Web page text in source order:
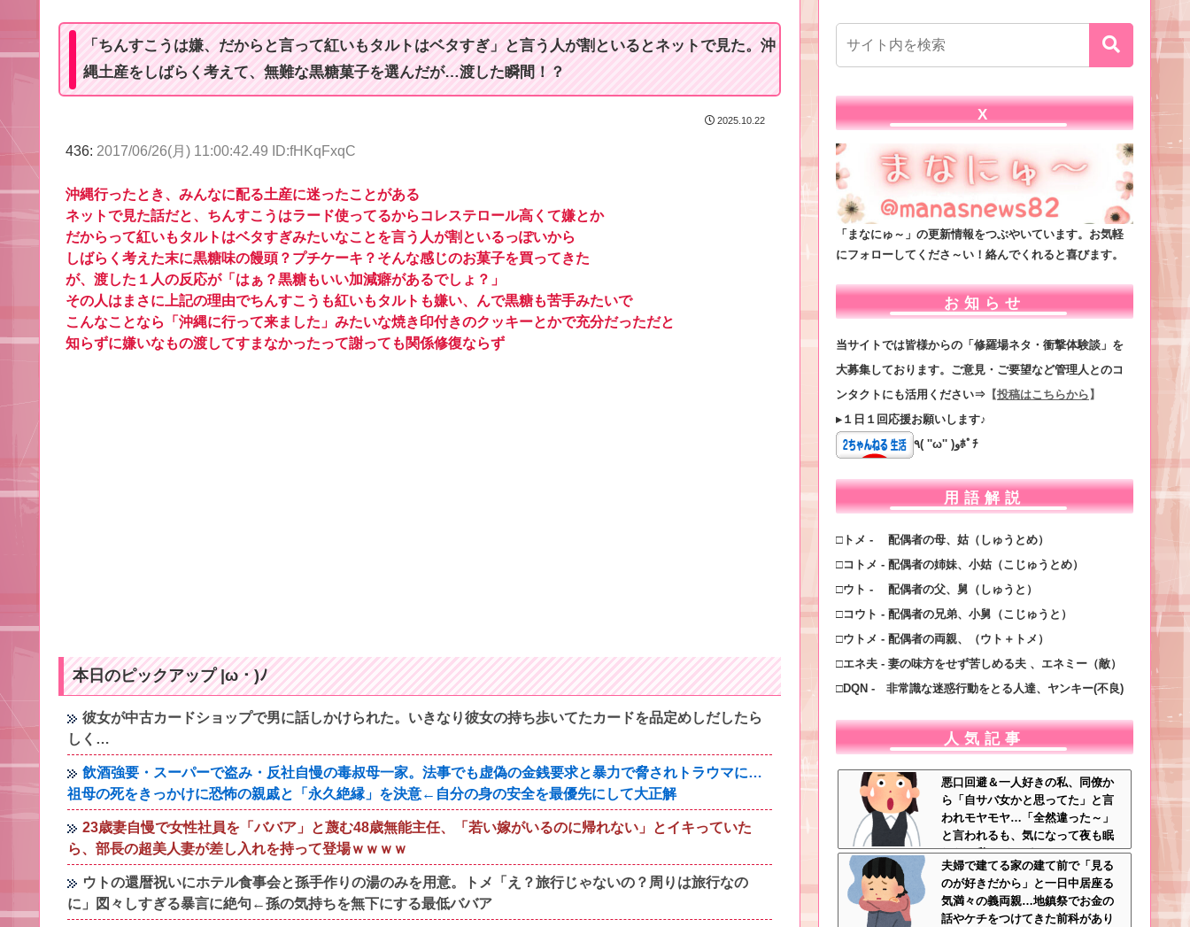
t
「ちんすこうは嫌、だからと言って紅いもタルトはベタすぎ」と言う人が割といるとネットで見た。沖
縄土産をしばらく考えて、無難な黒糖菓子を選んだが…渡した瞬間！？
2025.10.22
436: 2017/06/26(月) 11:00:42.49 ID:fHKqFxqC
沖縄行ったとき、みんなに配る土産に迷ったことがある
ネットで見た話だと、ちんすこうはラード使ってるからコレステロール高くて嫌とか
だからって紅いもタルトはベタすぎみたいなことを言う人が割といるっぽいから
しばらく考えた末に黒糖味の饅頭？プチケーキ？そんな感じのお菓子を買ってきた
が、渡した１人の反応が「はぁ？黒糖もいい加減癖があるでしょ？」
その人はまさに上記の理由でちんすこうも紅いもタルトも嫌い、んで黒糖も苦手みたいで
こんなことなら「沖縄に行って来ました」みたいな焼き印付きのクッキーとかで充分だっただと
知らずに嫌いなもの渡してすまなかったって謝っても関係修復ならず
本日のピックアップ |ω・)ﾉ
彼女が中古カードショップで男に話しかけられた。いきなり彼女の持ち歩いてたカードを品定めしだしたら
しく…
飲酒強要・スーパーで盗み・反社自慢の毒叔母一家。法事でも虚偽の金銭要求と暴力で脅されトラウマに…
祖母の死をきっかけに恐怖の親戚と「永久絶縁」を決意←自分の身の安全を最優先にして大正解
23歳妻自慢で女性社員を「ババア」と蔑む48歳無能主任、「若い嫁がいるのに帰れない」とイキっていた
ら、部長の超美人妻が差し入れを持って登場ｗｗｗｗ
ウトの還暦祝いにホテル食事会と孫手作りの湯のみを用意。トメ「え？旅行じゃないの？周りは旅行なの
に」図々しすぎる暴言に絶句←孫の気持ちを無下にする最低ババア
X
「まなにゅ～」の更新情報をつぶやいています。お気軽
にフォローしてくださ～い！絡んでくれると喜びます。
お知らせ
当サイトでは皆様からの「修羅場ネタ・衝撃体験談」を
大募集しております。ご意見・ご要望など管理人とのコ
ンタクトにも活用ください⇒ 【投稿はこちらから 】
▸１日１回応援お願いします♪
٩( ''ω'' )وﾎﾟﾁ
用語解説
□トメ - 配偶者の母、姑（しゅうとめ）
□コトメ - 配偶者の姉妹、小姑（こじゅうとめ）
□ウト - 配偶者の父、舅（しゅうと）
□コウト - 配偶者の兄弟、小舅（こじゅうと）
□ウトメ - 配偶者の両親、（ウト＋トメ）
□エネ夫 - 妻の味方をせず苦しめる夫 、エネミー（敵）
□DQN - 非常識な迷惑行動をとる人達、ヤンキー(不良)
人気記事
悪口回避＆一人好きの私、同僚か
ら「自サバ女かと思ってた」と言
われモヤモヤ…「全然違った～」
と言われるも、気になって夜も眠
れない私はどこがサバサバ？←ネ
チネチ気にしてる時点で自サバじ
ゃない
夫婦で建てる家の建て前で「見る
のが好きだから」と一日中居座る
気満々の義両親…地鎮祭でお金の
話やケチをつけてきた前科があり